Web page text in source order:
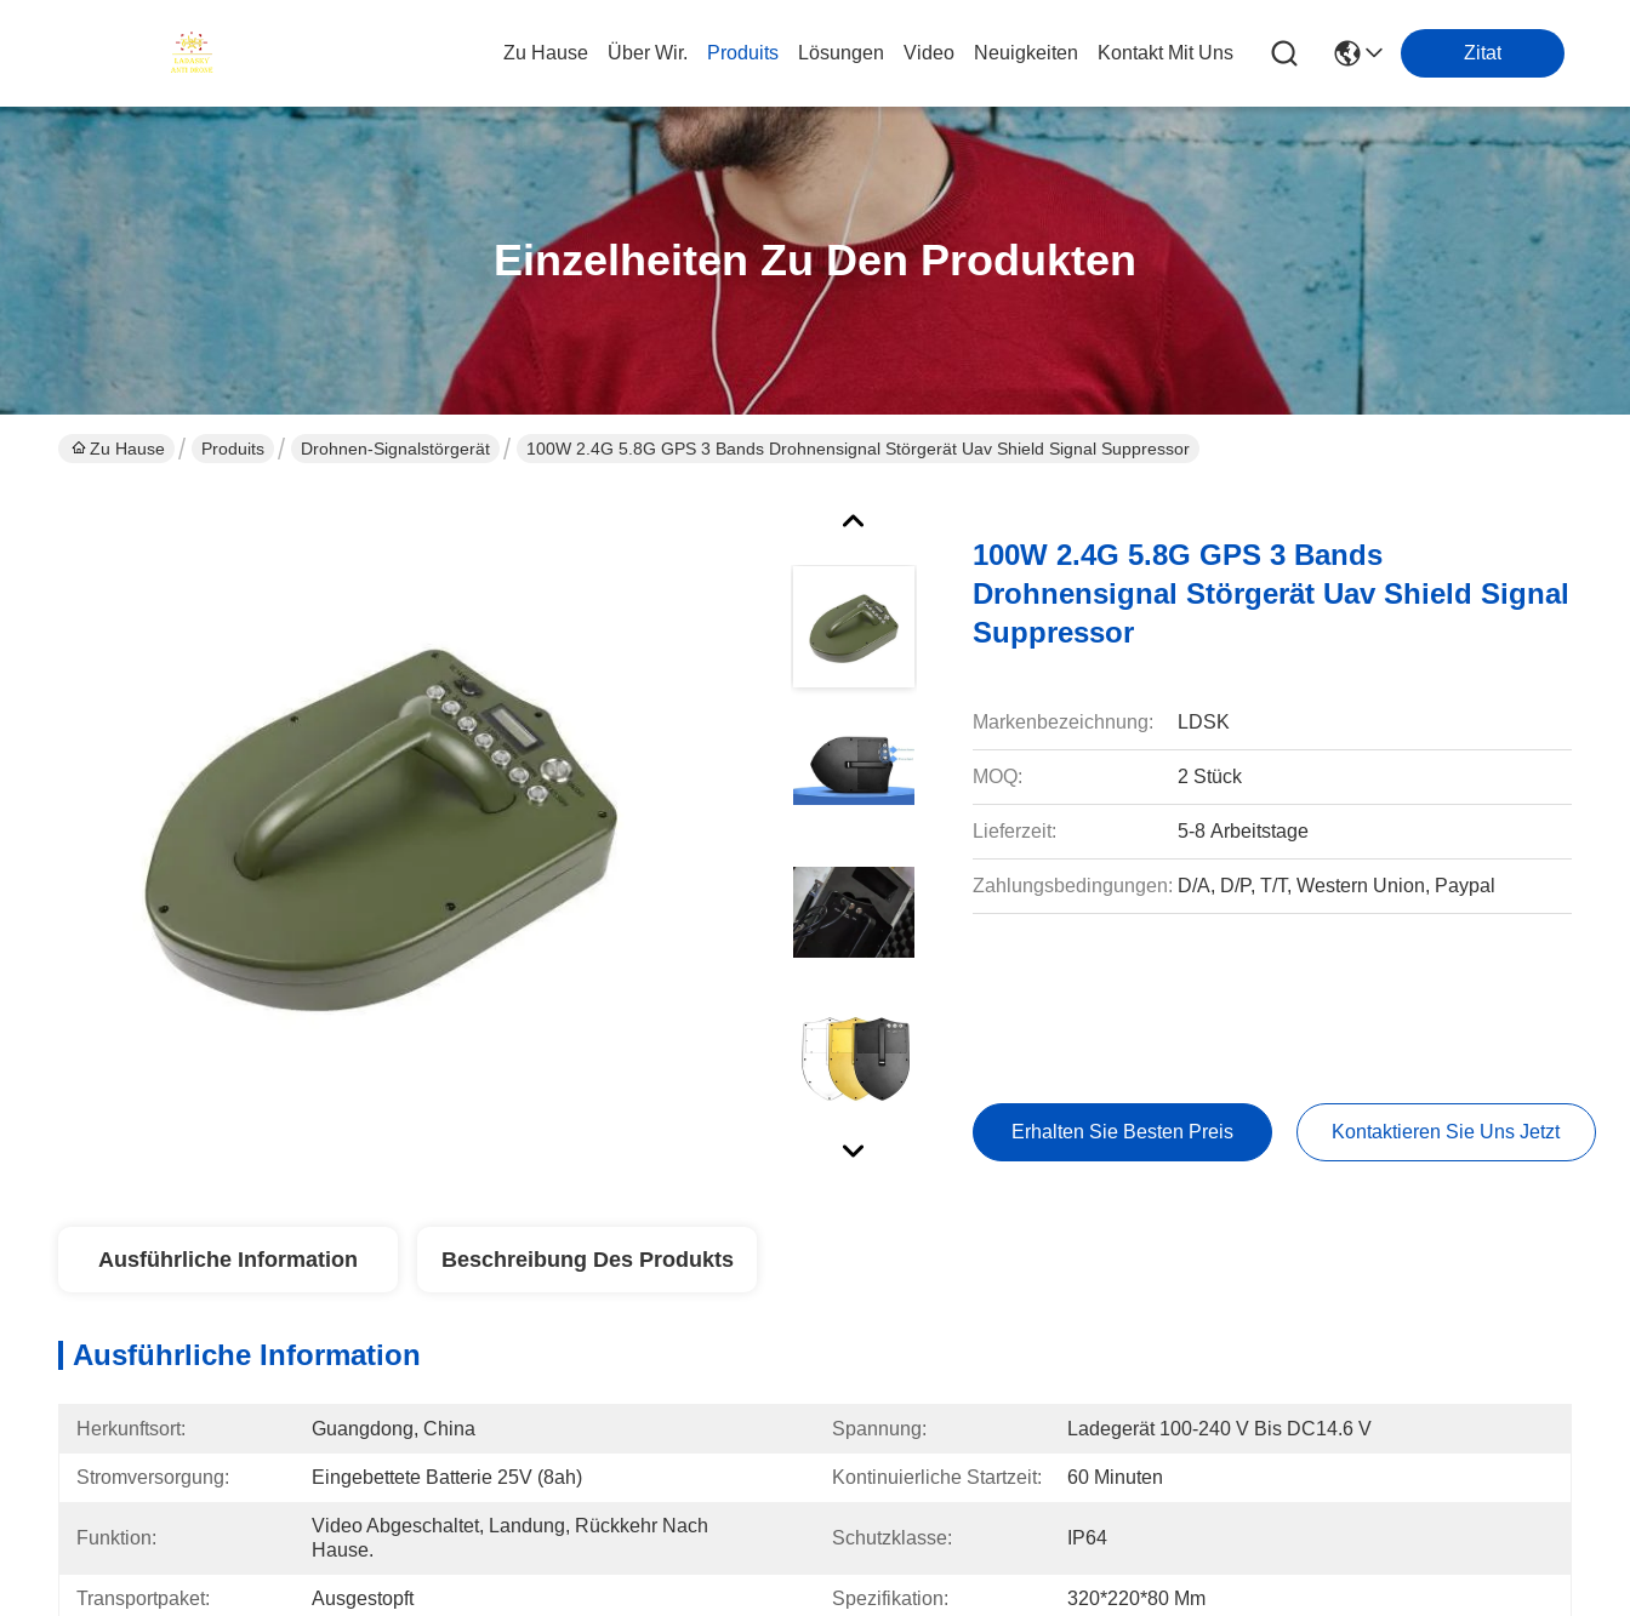
Zu Hause Über Wir. Produits Lösungen Video Neuigkeiten Kontakt Mit Uns Zitat
Einzelheiten Zu Den Produkten
Zu Hause Produits Drohnen-Signalstörgerät 100W 2.4G 5.8G GPS 3 Bands Drohnensignal Störgerät Uav Shield Signal Suppressor
100W 2.4G 5.8G GPS 3 Bands
Drohnensignal Störgerät Uav Shield Signal
Suppressor
Markenbezeichnung: LDSK
MOQ: 2 Stück
Lieferzeit: 5-8 Arbeitstage
Zahlungsbedingungen: D/A, D/P, T/T, Western Union, Paypal
Erhalten Sie Besten Preis Kontaktieren Sie Uns Jetzt
Ausführliche Information Beschreibung Des Produkts
Ausführliche Information
Herkunftsort: Guangdong, China Spannung: Ladegerät 100-240 V Bis DC14.6 V
Stromversorgung: Eingebettete Batterie 25V (8ah) Kontinuierliche Startzeit: 60 Minuten
Funktion:
Video Abgeschaltet, Landung, Rückkehr Nach
Hause.
Schutzklasse: IP64
Transportpaket: Ausgestopft Spezifikation: 320*220*80 Mm